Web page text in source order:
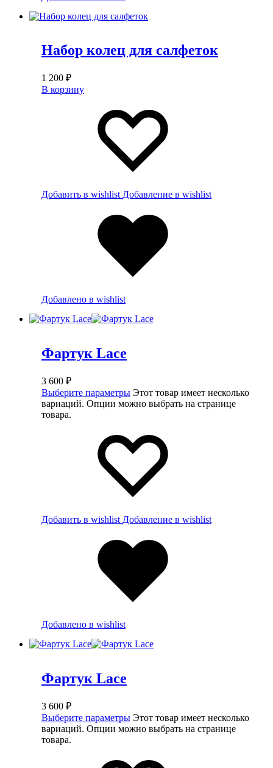
Набор колец для салфеток
1 200 ₽
В корзину
Добавить в wishlist Добавление в wishlist
Добавлено в wishlist
Фартук Lace
3 600 ₽
Выберите параметры Этот товар имеет несколько
вариаций. Опции можно выбрать на странице
товара.
Добавить в wishlist Добавление в wishlist
Добавлено в wishlist
Фартук Lace
3 600 ₽
Выберите параметры Этот товар имеет несколько
вариаций. Опции можно выбрать на странице
товара.